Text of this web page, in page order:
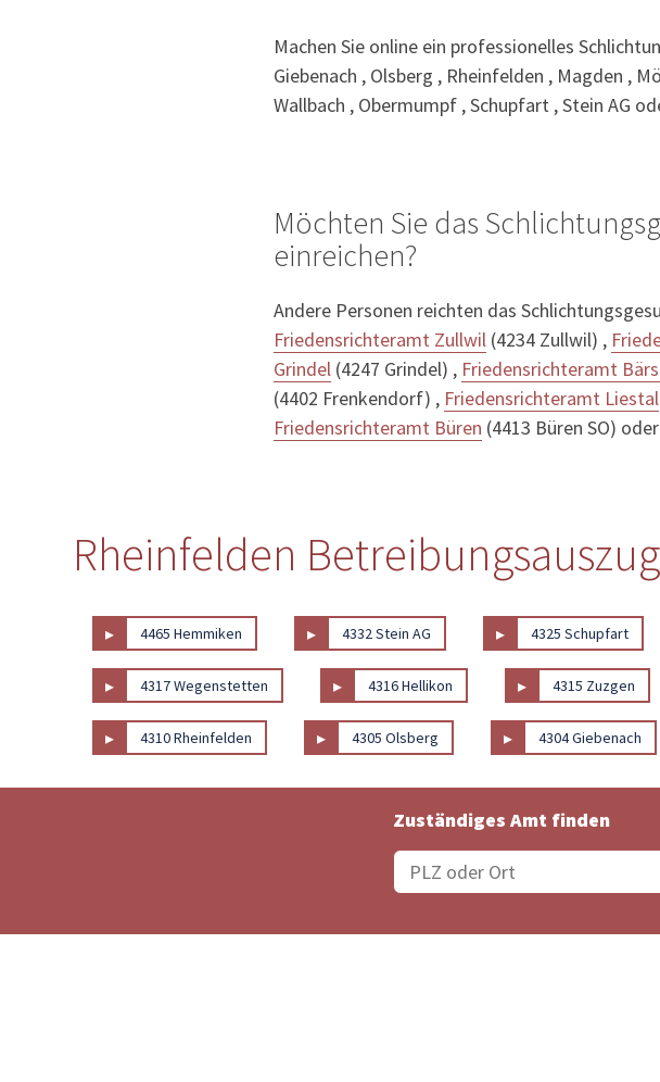
Machen Sie online ein professionelles
Giebenach , Olsberg , Rheinfelden , Magden ,
Wallbach , Obermumpf , Schupfart , Stein AG
Möchten Sie das
einreichen?
Andere Personen reichten das
Friedensrichteramt Zullwil (4234 Zullwil) ,
Grindel (4247 Grindel) , Friedensrichteramt
(4402 Frenkendorf) , Friedensrichteramt Liestal
Friedensrichteramt Büren (4413 Büren SO) oder
Rheinfelden
▸ 4465 Hemmiken ▸ 4332 Stein AG ▸ 4325 Schupfart
▸ 4317 Wegenstetten ▸ 4316 Hellikon ▸ 4315 Zuzgen
▸ 4310 Rheinfelden ▸ 4305 Olsberg ▸ 4304 Giebenach
Zuständiges Amt finden